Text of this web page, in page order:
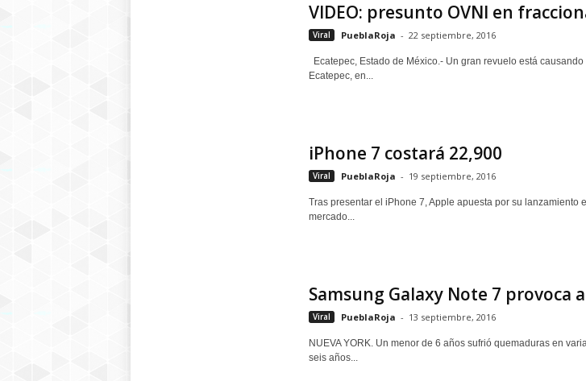
VIDEO: presunto OVNI en
Viral PueblaRoja - 22 septiembre, 2016
Ecatepec, Estado de México.- Un gran revuelo está
Ecatepec, en...
iPhone 7 costará 22,900
Viral PueblaRoja - 19 septiembre, 2016
Tras presentar el iPhone 7, Apple apuesta por su
mercado...
Samsung Galaxy Note 7 provoca
Viral PueblaRoja - 13 septiembre, 2016
NUEVA YORK. Un menor de 6 años sufrió quemaduras en
seis años...